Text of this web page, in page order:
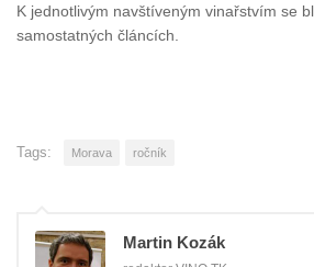
K jednotlivým navštíveným vinařstvím se
samostatných článcích.
Tags: Morava ročník
Martin Kozák